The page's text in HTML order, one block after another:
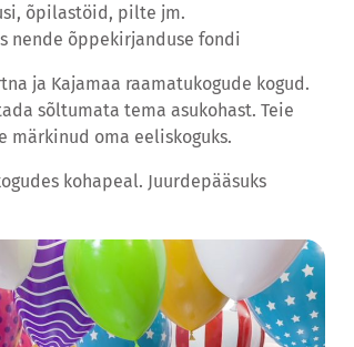
õpilastöid, pilte jm.
nende õppekirjanduse fondi
ja Kajamaa raamatukogude kogud.
sõltumata tema asukohast. Teie
oma eeliskoguks.
kohapeal. Juurdepääsuks